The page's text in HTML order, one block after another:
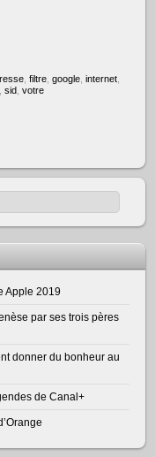
,filtre ,google ,internet
,sid ,votre
Apple 2019
par ses trois pères
donner du bonheur au
de Canal+